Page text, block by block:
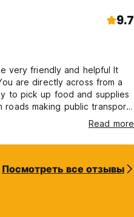
9.7
very friendly and helpful It
are directly across from a
to pick up food and supplies
roads making public transport
to party
Read more
Посмотреть все отзывы